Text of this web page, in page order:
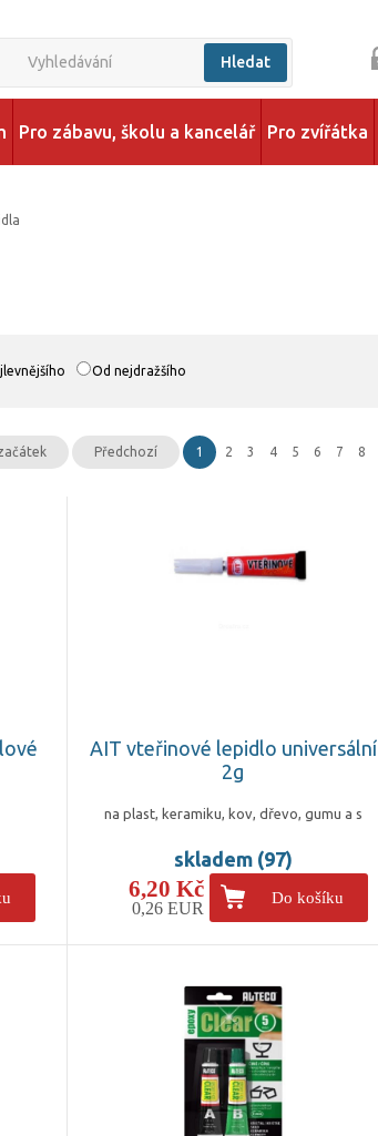
Hledat
Pro zábavu, školu a kancelář Pro zvířátka
Od nejdražšího
Předchozí 1 2 3 4 5 6 7 8
AIT vteřinové lepidlo universální
2g
na plast, keramiku, kov, dřevo, gumu a s
skladem (97)
6,20 Kč
0,26 EUR
Do košíku